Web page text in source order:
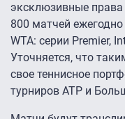
эксклюзивные
800 матчей
WTA: серии Premier,
Уточняется, что
свое теннисное
турниров АТР и